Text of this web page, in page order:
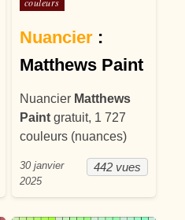
Nuancier:
Matthews Paint
Nuancier Matthews
Paintgratuit, 1 727
couleurs (nuances)
442 vues
30 janvier
2025